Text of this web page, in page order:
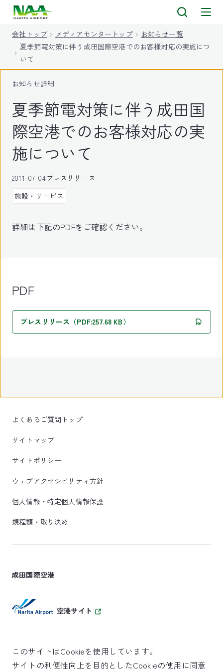
会社トップ メディアセンタートップ
お知らせ一覧
夏季節電対策に伴う成田国際空港でのお客様対応の実施につ
いて
お知らせ詳細
夏季節電対策に伴う成田国
際空港でのお客様対応の実
施について
2011-07-04プレスリリース
施設・サービス
詳細は下記のPDFをご確認ください。
PDF
プレスリリース（PDF:257.68 KB）
よくあるご質問トップ
サイトマップ
サイトポリシー
ウェブアクセシビリティ方針
個人情報・特定個人情報保護
規程類・取り決め
成田国際空港
空港サイト
このサイトはCookieを使用しています。
サイトの利便性向上を目的としたCookieの使用に同意